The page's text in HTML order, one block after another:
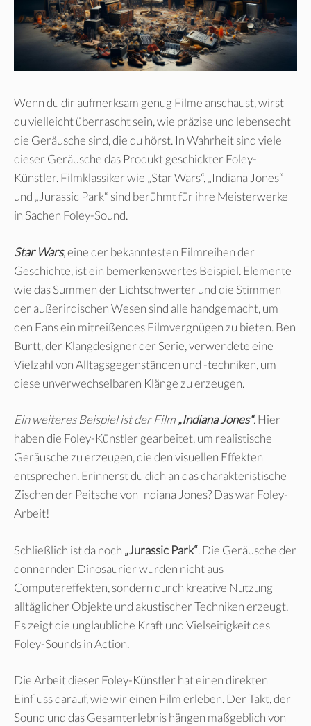
Wenn du dir aufmerksam genug Filme anschaust, wirst
du vielleicht überrascht sein, wie präzise und lebensecht
die Geräusche sind, die du hörst. In Wahrheit sind viele
dieser Geräusche das Produkt geschickter Foley-
Künstler. Filmklassiker wie „Star Wars“, „Indiana Jones“
und „Jurassic Park“ sind berühmt für ihre Meisterwerke
in Sachen Foley-Sound.
Star Wars, eine der bekanntesten Filmreihen der
Geschichte, ist ein bemerkenswertes Beispiel. Elemente
wie das Summen der Lichtschwerter und die Stimmen
der außerirdischen Wesen sind alle handgemacht, um
den Fans ein mitreißendes Filmvergnügen zu bieten. Ben
Burtt, der Klangdesigner der Serie, verwendete eine
Vielzahl von Alltagsgegenständen und -techniken, um
diese unverwechselbaren Klänge zu erzeugen.
Ein weiteres Beispiel ist der Film„Indiana Jones“. Hier
haben die Foley-Künstler gearbeitet, um realistische
Geräusche zu erzeugen, die den visuellen Effekten
entsprechen. Erinnerst du dich an das charakteristische
Zischen der Peitsche von Indiana Jones? Das war Foley-
Arbeit!
Schließlich ist da noch „Jurassic Park“. Die Geräusche der
donnernden Dinosaurier wurden nicht aus
Computereffekten, sondern durch kreative Nutzung
alltäglicher Objekte und akustischer Techniken erzeugt.
Es zeigt die unglaubliche Kraft und Vielseitigkeit des
Foley-Sounds in Action.
Die Arbeit dieser Foley-Künstler hat einen direkten
Einfluss darauf, wie wir einen Film erleben. Der Takt, der
Sound und das Gesamterlebnis hängen maßgeblich von